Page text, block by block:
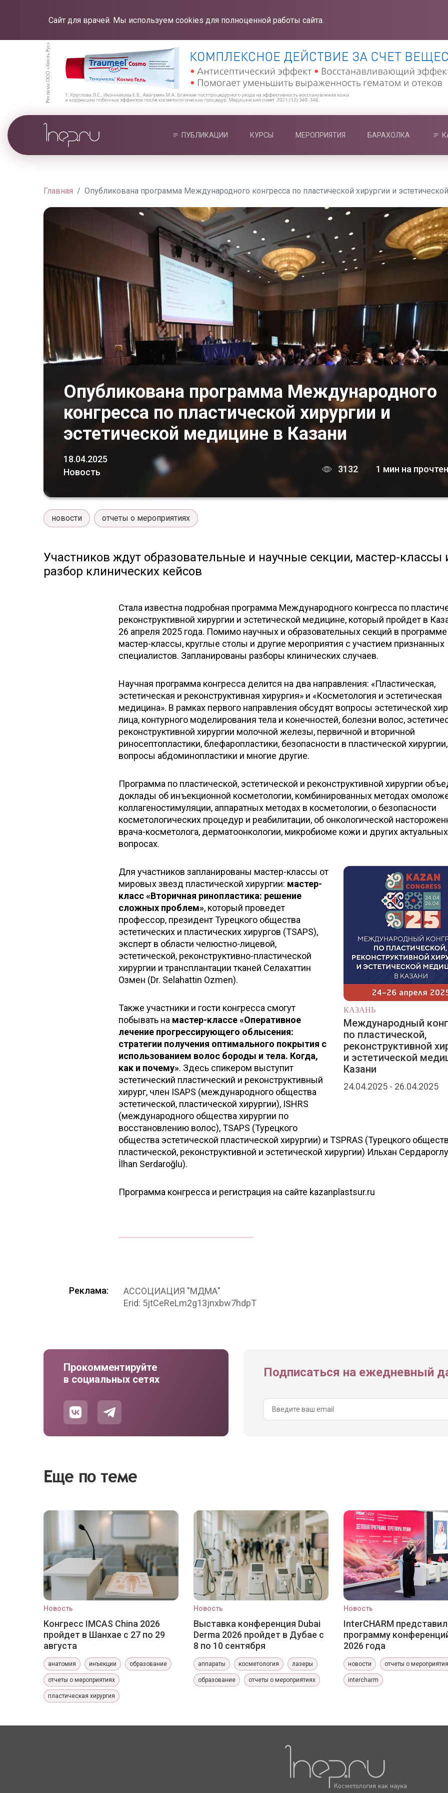
Сайт для врачей. Мы используем cookies для полноценной работы сайта.
ПУБЛИКАЦИИ КУРСЫ МЕРОПРИЯТИЯ БАРАХОЛКА
Главная Опубликована программа Международного конгресса по пластической хирургии и
Опубликована программа Международного
конгресса по пластической хирургии и
эстетической медицине в Казани
18.04.2025
Новость
3132 1 мин на
новости отчеты о мероприятиях
Участников ждут образовательные и научные секции, мастер-классы
разбор клинических кейсов
Стала известна подробная программа Международного конгресса по
реконструктивной хирургии и эстетической медицине, который пройдет в
26 апреля 2025 года. Помимо научных и образовательных секций в программе
мастер-классы, круглые столы и другие мероприятия с участием признанных
специалистов. Запланированы разборы клинических случаев.
Научная программа конгресса делится на два направления: «Пластическая,
эстетическая и реконструктивная хирургия» и «Косметология и эстетическая
медицина». В рамках первого направления обсудят вопросы эстетической
лица, контурного моделирования тела и конечностей, болезни волос,
реконструктивной хирургии молочной железы, первичной и вторичной
риносептопластики, блефаропластики, безопасности в пластической хирургии,
вопросы абдоминопластики и многие другие.
Программа по пластической, эстетической и реконструктивной хирургии
доклады об инъекционной косметологии, комбинированных методах
коллагеностимуляции, аппаратных методах в косметологии, о безопасности
косметологических процедур и реабилитации, об онкологической
врача-косметолога, дерматоонкологии, микробиоме кожи и других актуальных
вопросах.
КАЗАНЬ
Международный
по пластической,
реконструктивной
и эстетической
Казани
24.04.2025 - 26.04.2025
Для участников запланированы мастер-классы от
мировых звезд пластической хирургии: мастер-
класс «Вторичная ринопластика: решение
сложных проблем», который проведет
профессор, президент Турецкого общества
эстетических и пластических хирургов (TSAPS),
эксперт в области челюстно-лицевой,
эстетической, реконструктивно-пластической
хирургии и трансплантации тканей Селахаттин
Озмен (Dr. Selahattin Ozmen).
Также участники и гости конгресса смогут
побывать на мастер-классе «Оперативное
лечение прогрессирующего облысения:
стратегии получения оптимального покрытия с
использованием волос бороды и тела. Когда,
как и почему». Здесь спикером выступит
эстетический пластический и реконструктивный
хирург, член ISAPS (международного общества
эстетической, пластической хирургии), ISHRS
(международного общества хирургии по
восстановлению волос), TSAPS (Турецкого
общества эстетической пластической хирургии) и TSPRAS (Турецкого
пластической, реконструктивной и эстетической хирургии) Ильхан
İlhan Serdaroğlu).
Программа конгресса и регистрация на сайте kazanplastsur.ru
Реклама:
АССОЦИАЦИЯ "МДМА"
Erid: 5jtCeReLm2g13jnxbw7hdpT
Прокомментируйте
в социальных сетях
Подписаться на ежедневный
Еще по теме
Новость
Конгресс IMCAS China 2026
пройдет в Шанхае с 27 по 29
августа
анатомия инъекции образование
отчеты о мероприятиях
пластическая хирургия
Новость
Выставка конференция Dubai
Derma 2026 пройдет в Дубае с
8 по 10 сентября
аппараты косметология лазеры
образование отчеты о мероприятиях
Новость
InterCHARM представил
программу
2026 года
новости отчеты о
intercharm